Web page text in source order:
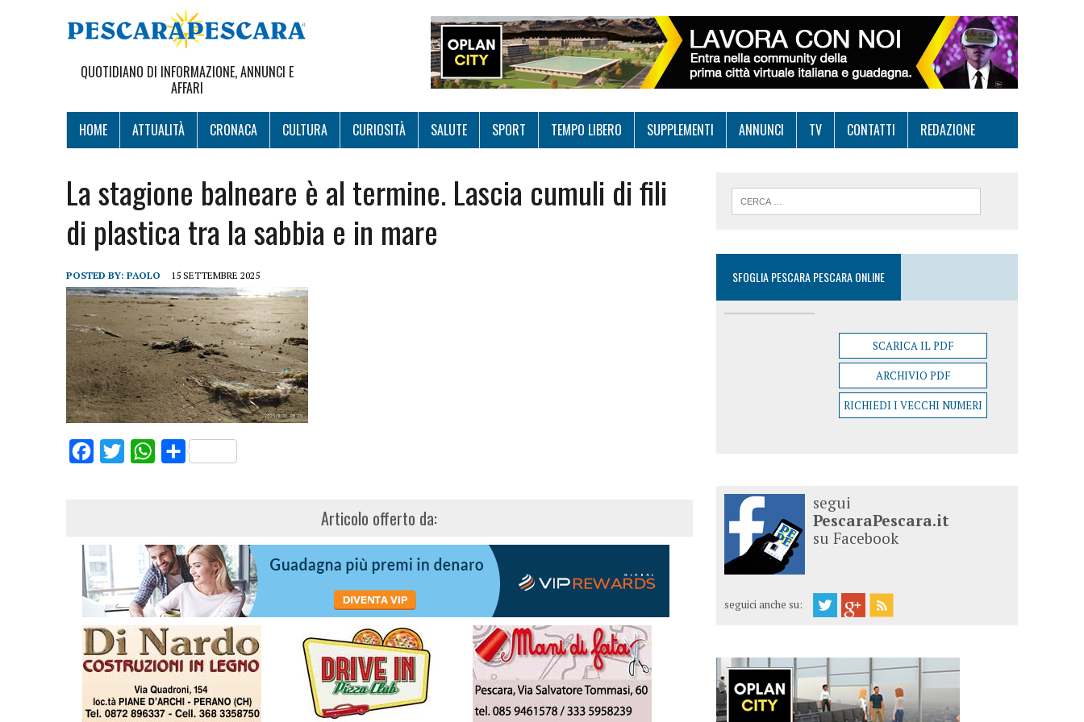
QUOTIDIANO DI INFORMAZIONE, ANNUNCI E
AFFARI
HOME ATTUALITÀ CRONACA CULTURA CURIOSITÀ SALUTE SPORT TEMPO LIBERO SUPPLEMENTI ANNUNCI TV CONTATTI REDAZIONE
La stagione balneare è al termine. Lascia cumuli di fili
di plastica tra la sabbia e in mare
POSTED BY: PAOLO 15 SETTEMBRE 2025
FacebookTwitterWhatsApp
Share
Articolo offerto da:
SFOGLIA PESCARA PESCARA ONLINE
SCARICA IL PDF
ARCHIVIO PDF
RICHIEDI I VECCHI NUMERI
segui
PescaraPescara.it
su Facebook
seguici anche su: